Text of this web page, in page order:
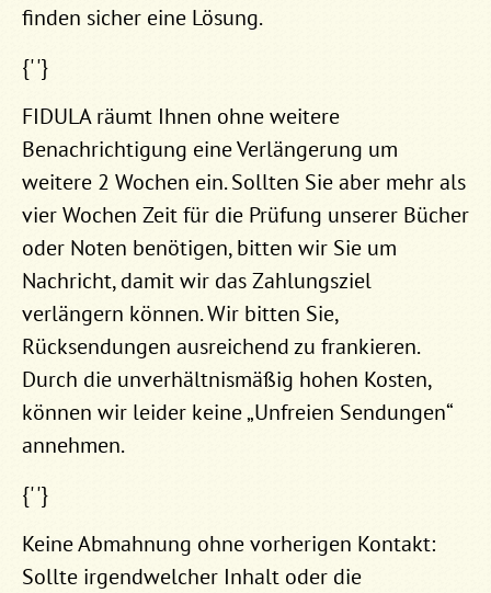
finden sicher eine Lösung.
{' '}
FIDULA räumt Ihnen ohne weitere
Benachrichtigung eine Verlängerung um
weitere 2 Wochen ein. Sollten Sie aber mehr als
vier Wochen Zeit für die Prüfung unserer Bücher
oder Noten benötigen, bitten wir Sie um
Nachricht, damit wir das Zahlungsziel
verlängern können. Wir bitten Sie,
Rücksendungen ausreichend zu frankieren.
Durch die unverhältnismäßig hohen Kosten,
können wir leider keine „Unfreien Sendungen“
annehmen.
{' '}
Keine Abmahnung ohne vorherigen Kontakt:
Sollte irgendwelcher Inhalt oder die